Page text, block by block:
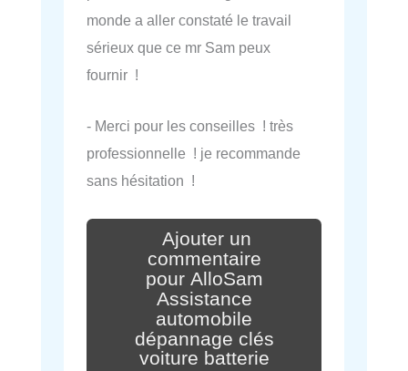
monde a aller constaté le travail
sérieux que ce mr Sam peux
fournir !
- Merci pour les conseilles ! très
professionnelle ! je recommande
sans hésitation !
Ajouter un
commentaire
pour AlloSam
Assistance
automobile
dépannage clés
voiture batterie